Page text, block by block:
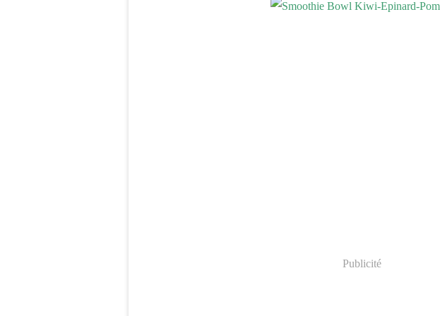
Publicité